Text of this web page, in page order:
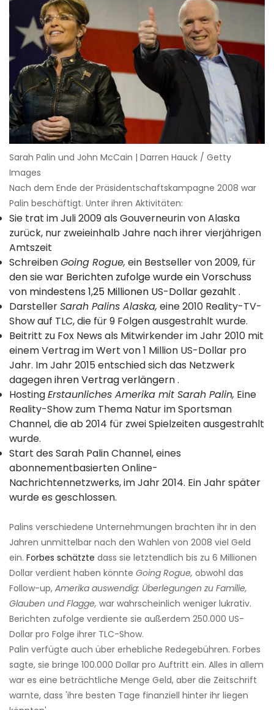
Sarah Palin und John McCain | Darren Hauck / Getty
Images
Nach dem Ende der Präsidentschaftskampagne 2008 war
Palin beschäftigt. Unter ihren Aktivitäten:
Sie trat im Juli 2009 als Gouverneurin von Alaska
zurück, nur zweieinhalb Jahre nach ihrer vierjährigen
Amtszeit
SchreibenGoing Rogue, ein Bestseller von 2009, für
den sie war Berichten zufolge wurde ein Vorschuss
von mindestens 1,25 Millionen US-Dollar gezahlt .
DarstellerSarah Palins Alaska, eine 2010 Reality-TV-
Show auf TLC, die für 9 Folgen ausgestrahlt wurde.
Beitritt zu Fox News als Mitwirkender im Jahr 2010 mit
einem Vertrag im Wert von 1 Million US-Dollar pro
Jahr. Im Jahr 2015 entschied sich das Netzwerk
dagegenihren Vertrag verlängern.
HostingErstaunliches Amerika mit Sarah Palin, Eine
Reality-Show zum Thema Natur im Sportsman
Channel, die ab 2014 für zwei Spielzeiten ausgestrahlt
wurde.
Start des Sarah Palin Channel, eines
abonnementbasierten Online-
Nachrichtennetzwerks, im Jahr 2014. Ein Jahr später
wurde es geschlossen.
Palins verschiedene Unternehmungen brachten ihr in den
Jahren unmittelbar nach den Wahlen von 2008 viel Geld
ein. Forbes schätzte dass sie letztendlich bis zu 6 Millionen
Dollar verdient haben könnte Going Rogue, obwohl das
Follow-up, Amerika auswendig: Überlegungen zu Familie,
Glauben und Flagge, war wahrscheinlich weniger lukrativ.
Berichten zufolge verdiente sie außerdem 250.000 US-
Dollar pro Folge ihrer TLC-Show.
Palin verfügte auch über erhebliche Redegebühren. Forbes
sagte, sie bringe 100.000 Dollar pro Auftritt ein. Alles in allem
war es eine beträchtliche Menge Geld, aber die Zeitschrift
warnte, dass 'ihre besten Tage finanziell hinter ihr liegen